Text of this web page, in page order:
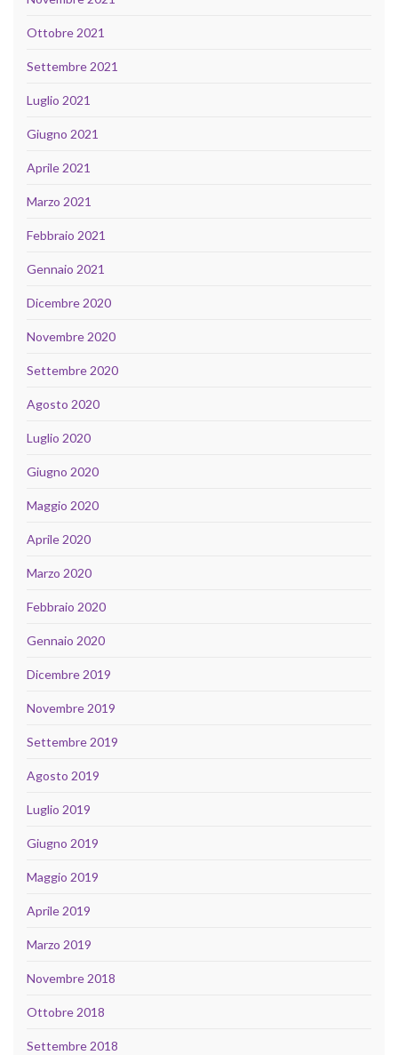
Ottobre 2021
Settembre 2021
Luglio 2021
Giugno 2021
Aprile 2021
Marzo 2021
Febbraio 2021
Gennaio 2021
Dicembre 2020
Novembre 2020
Settembre 2020
Agosto 2020
Luglio 2020
Giugno 2020
Maggio 2020
Aprile 2020
Marzo 2020
Febbraio 2020
Gennaio 2020
Dicembre 2019
Novembre 2019
Settembre 2019
Agosto 2019
Luglio 2019
Giugno 2019
Maggio 2019
Aprile 2019
Marzo 2019
Novembre 2018
Ottobre 2018
Settembre 2018